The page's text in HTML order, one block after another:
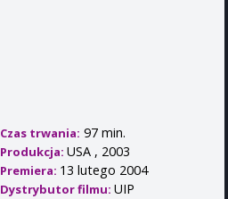
Czas trwania: 97 min.
Produkcja: USA , 2003
Premiera: 13 lutego 2004
Dystrybutor filmu: UIP